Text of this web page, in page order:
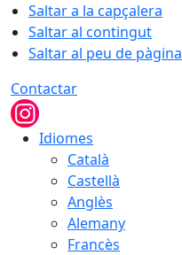
Saltar a la capçalera
Saltar al contingut
Saltar al peu de pàgina
Contactar
Idiomes
Català
Castellà
Anglès
Alemany
Francès